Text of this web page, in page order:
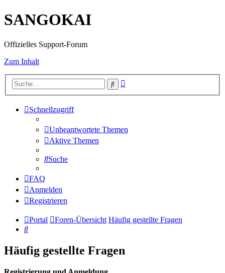
SANGOKAI
Offizielles Support-Forum
Zum Inhalt
Suche
Schnellzugriff
Unbeantwortete Themen
Aktive Themen
Suche
FAQ
Anmelden
Registrieren
Portal Foren-Übersicht Häufig gestellte Fragen
Suche
Häufig gestellte Fragen